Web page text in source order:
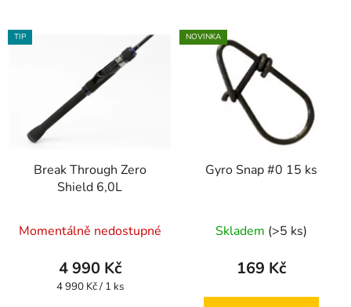
TIP
Break Through Zero
Shield 6,0L
Momentálně nedostupné
4 990 Kč
Měrná
4 990 Kč / 1 ks
NOVINKA
Gyro Snap #0 15 ks
Skladem (>5 ks)
169 Kč